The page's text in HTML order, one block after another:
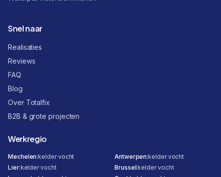
Snel naar
Realisaties
Reviews
FAQ
Blog
Over Totalfix
B2B & grote projecten
Werkregio
Mechelen:kelder·vocht Antwerpen:kelder·vocht
Lier:kelder·vocht Brussel:kelder·vocht